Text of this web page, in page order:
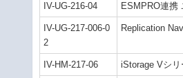
IV-UG-216-04 ESMPRO連携
IV-UG-217-006-0
2
Replication
IV-HM-217-06 iStorage Vシ